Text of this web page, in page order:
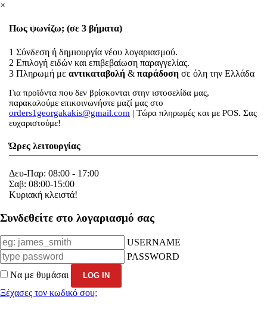
×
Πως ψωνίζω; (σε 3 βήματα)
1 Σύνδεση ή δημιουργία νέου λογαριασμού.
2 Επιλογή ειδών και επιβεβαίωση παραγγελίας.
3 Πληρωμή με αντικαταβολή & παράδοση σε όλη την Ελλάδα
Για προϊόντα που δεν βρίσκονται στην ιστοσελίδα μας,
παρακαλούμε επικοινωνήστε μαζί μας στο
orders1georgakakis@gmail.com | Τώρα πληρωμές και με POS. Σας
ευχαριστούμε!
Ώρες λειτουργίας
Δευ-Παρ: 08:00 - 17:00
Σαβ: 08:00-15:00
Κυριακή κλειστά!
Συνδεθείτε στο λογαριασμό σας
USERNAME
PASSWORD
Να με θυμάσαι
Ξέχασες τον κωδικό σου;